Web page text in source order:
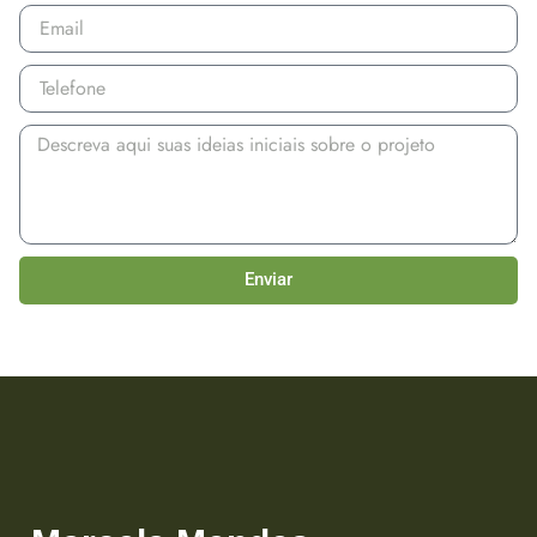
Enviar